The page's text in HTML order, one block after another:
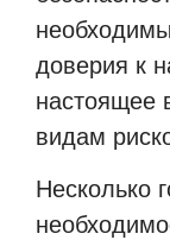
доверия к
настоящее
видам
Несколько